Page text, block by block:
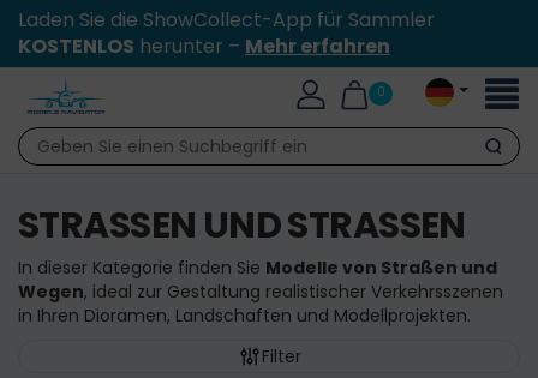
Laden Sie die ShowCollect-App für Sammler
KOSTENLOS herunter – Mehr erfahren
0
Suche
STRASSEN UND STRASSEN
In dieser Kategorie finden Sie Modelle von Straßen und
Wegen, ideal zur Gestaltung realistischer Verkehrsszenen
in Ihren Dioramen, Landschaften und Modellprojekten.
Filter